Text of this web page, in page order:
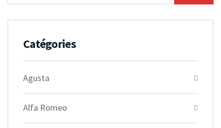
Catégories
Agusta
Alfa Romeo